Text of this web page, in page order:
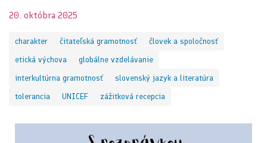
20. októbra 2025
charakter čitateľská gramotnosť
človek a spoločnosť
etická výchova
globálne vzdelávanie
interkultúrna gramotnosť
slovenský jazyk a literatúra
tolerancia
UNICEF zážitková recepcia